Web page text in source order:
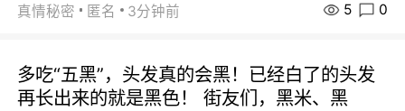
真情秘密 匿名 3分钟前 5 0
多吃“五黑”，头发真的会黑！已经白了的头发
再长出来的就是黑色！ 街友们，黑米、黑